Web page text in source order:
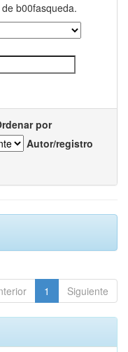
b00fasqueda.
por
Autor/registro
1 Siguiente